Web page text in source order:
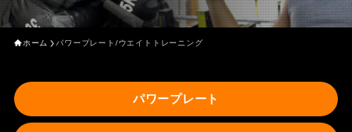
ホーム パワープレート/ウエイトトレーニング
パワープレート